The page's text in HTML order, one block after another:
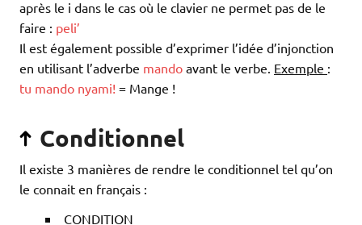
après le i dans le cas où le clavier ne permet pas de le
faire : peli’
Il est également possible d’exprimer l’idée d’injonction
en utilisant l’adverbe mando avant le verbe. Exemple :
tu mando nyami! = Mange !
Conditionnel
Il existe 3 manières de rendre le conditionnel tel qu’on
le connait en français :
CONDITION